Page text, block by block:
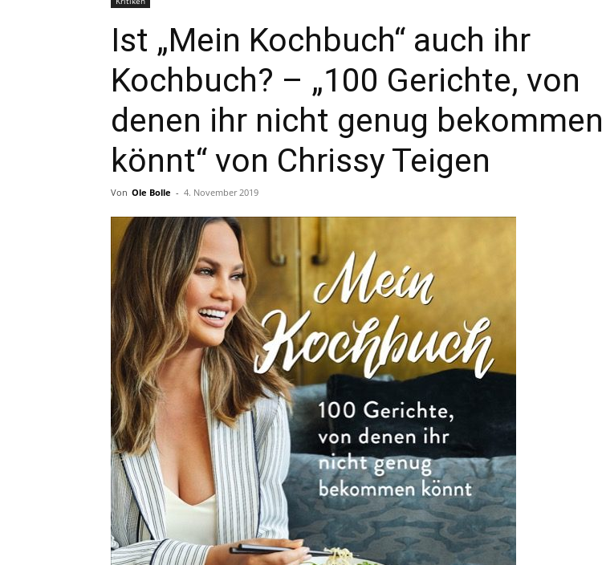
Ist „Mein Kochbuch“ auch ihr
Kochbuch? – „100 Gerichte, von
denen ihr nicht genug bekommen
könnt“ von Chrissy Teigen
Von Ole Bolle - 4. November 2019